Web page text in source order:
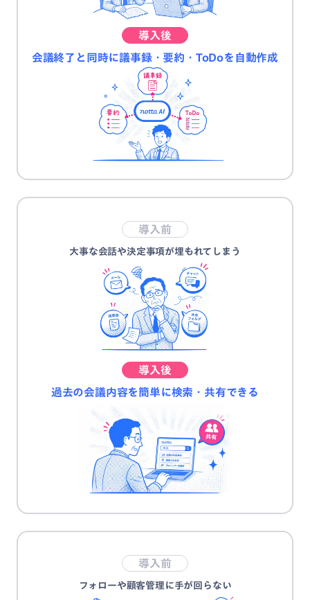
導入後
会議終了と同時に議事録・要約・ToDoを自動作成
導入前
大事な会話や決定事項が埋もれてしまう
導入後
過去の会議内容を簡単に検索・共有できる
導入前
フォローや顧客管理に手が回らない